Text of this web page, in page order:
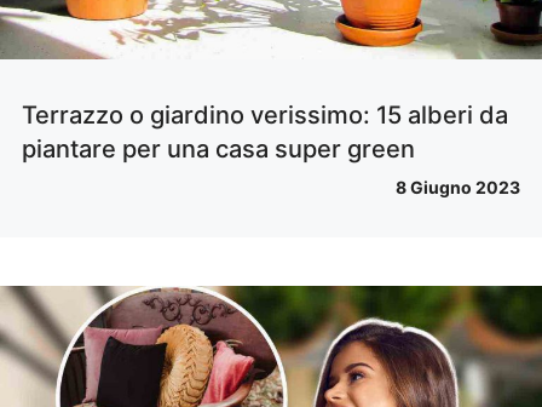
Terrazzo o giardino verissimo: 15 alberi da
piantare per una casa super green
8 Giugno 2023